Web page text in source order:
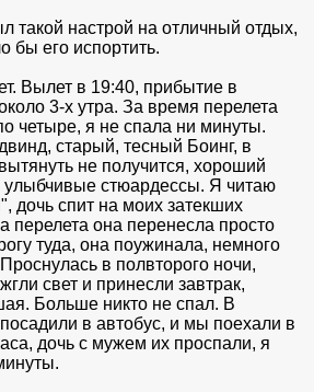
такой настрой на отличный отдых,
бы его испортить.
Вылет в 19:40, прибытие в
3-х утра. За время перелета
четыре, я не спала ни минуты.
старый, тесный Боинг, в
не получится, хороший
улыбчивые стюардессы. Я читаю
дочь спит на моих затекших
перелета она перенесла просто
туда, она поужинала, немного
в полвторого ночи,
свет и принесли завтрак,
Больше никто не спал. В
посадили в автобус, и мы поехали в
дочь с мужем их проспали, я